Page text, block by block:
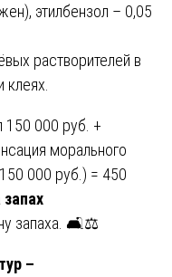
этилбензол – 0,05
растворителей в
150 000 руб. +
морального
000 руб.) = 450
запаха. 🛋️⚖️
–